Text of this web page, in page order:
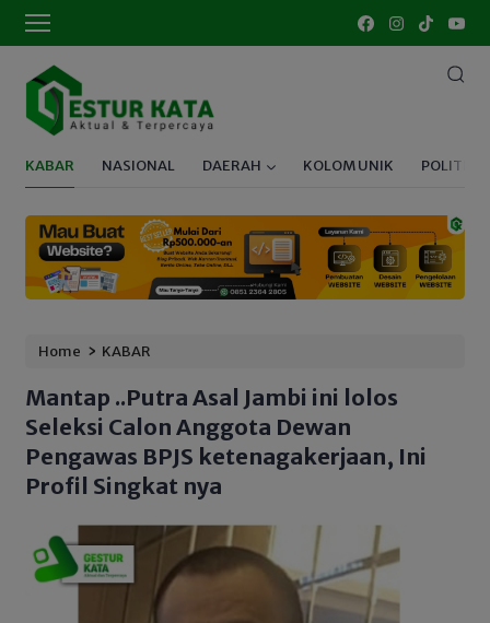
KABAR NASIONAL DAERAH KOLOM UNIK POLITIK
Home › KABAR
Mantap ..Putra Asal Jambi ini lolos
Seleksi Calon Anggota Dewan
Pengawas BPJS ketenagakerjaan, Ini
Profil Singkat nya